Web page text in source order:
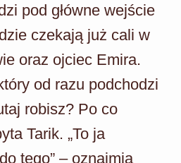
pod główne wejście
czekają już cali w
oraz ojciec Emira.
od razu podchodzi
robisz? Po co
Tarik. „To ja
tego” – oznajmia